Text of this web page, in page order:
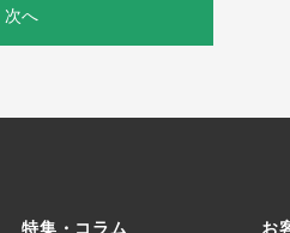
次へ
特集・コラム お